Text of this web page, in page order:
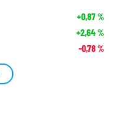
+0,87%
+2,64%
-0,78%